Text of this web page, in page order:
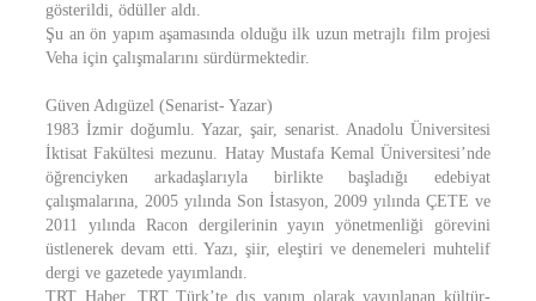
gösterildi, ödüller aldı.
Şu an ön yapım aşamasında olduğu ilk uzun metrajlı film projesi
Veha için çalışmalarını sürdürmektedir.
Güven Adıgüzel (Senarist- Yazar)
1983 İzmir doğumlu. Yazar, şair, senarist. Anadolu Üniversitesi
İktisat Fakültesi mezunu. Hatay Mustafa Kemal Üniversitesi’nde
öğrenciyken arkadaşlarıyla birlikte başladığı edebiyat
çalışmalarına, 2005 yılında Son İstasyon, 2009 yılında ÇETE ve
2011 yılında Racon dergilerinin yayın yönetmenliği görevini
üstlenerek devam etti. Yazı, şiir, eleştiri ve denemeleri muhtelif
dergi ve gazetede yayımlandı.
TRT Haber, TRT Türk’te dış yapım olarak yayınlanan kültür-